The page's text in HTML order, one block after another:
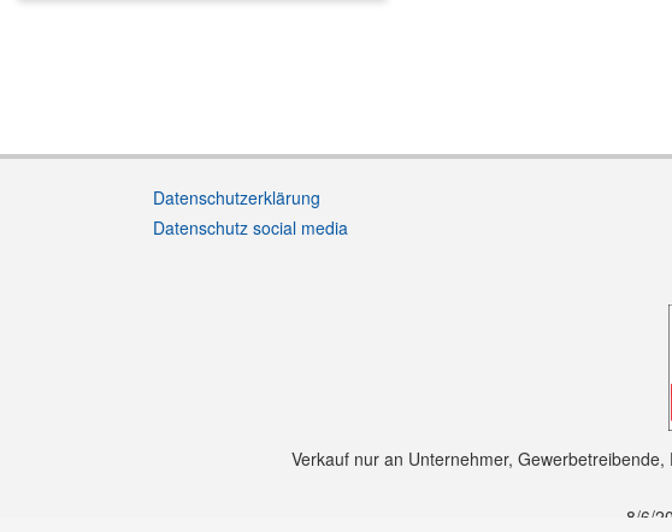
Datenschutzerklärung
Datenschutz social media
Verkauf nur an Unternehmer,
8/6/